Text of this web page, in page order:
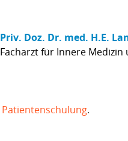
Priv. Doz. Dr. med. H.E.
Facharzt für Innere
Patientenschulung.